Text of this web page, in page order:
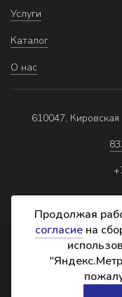
Услуги
Каталог
О нас
610047,
Политика
Продолжая
согласие на